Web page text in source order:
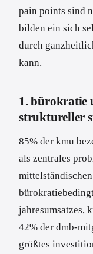
pain points sind
bilden ein sich
durch
kann.
1. bürokratie
struktureller
85% der kmu
als zentrales
jahresumsatzes,
42% der dmb-
größtes